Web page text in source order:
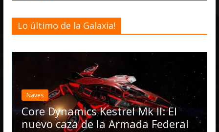
Lo último de la Galaxia!
Dynamics Kestrel Mk II: El
caza de la Armada Federal